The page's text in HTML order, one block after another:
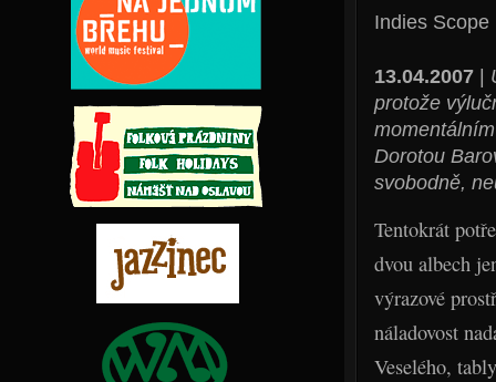
Indies Scope
13.04.2007|
protože
Dorotou
svobodně,
Tentokrát
dvou albech
výrazové
náladovost
Veselého,